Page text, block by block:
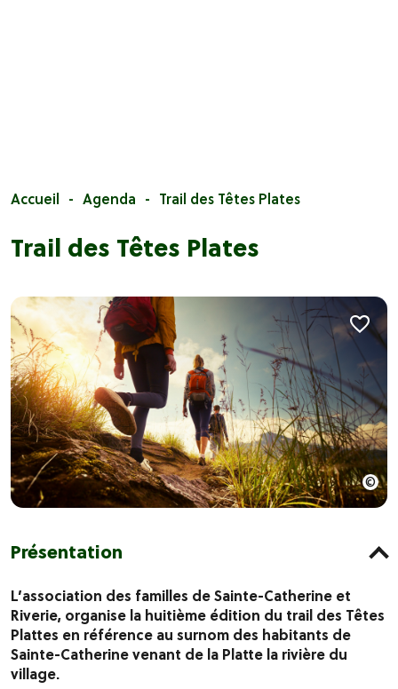
Accueil Agenda Trail des Têtes Plates
Trail des Têtes Plates
Présentation
L’association des familles de Sainte-Catherine et
Riverie, organise la huitième édition du trail des Têtes
Plattes en référence au surnom des habitants de
Sainte-Catherine venant de la Platte la rivière du
village.